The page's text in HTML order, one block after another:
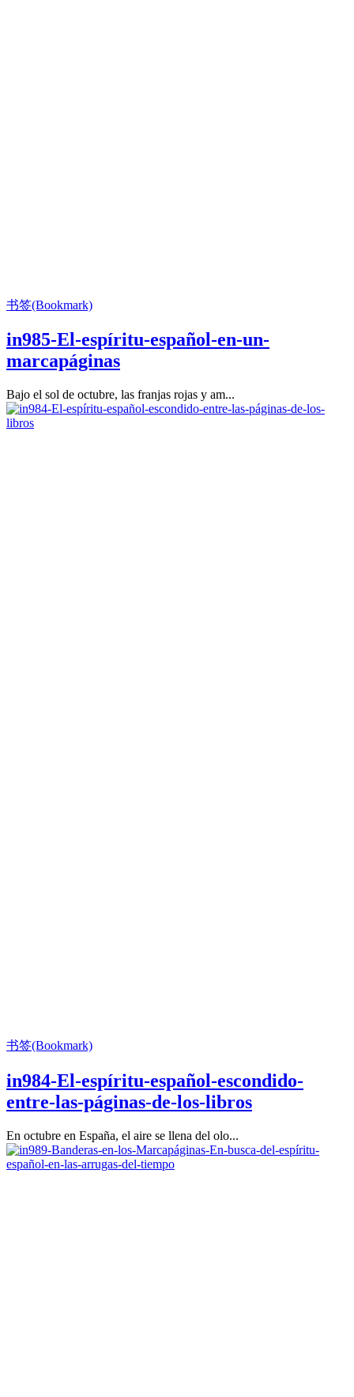
书签(Bookmark)
in985-El-espíritu-español-en-un-
marcapáginas
Bajo el sol de octubre, las franjas rojas y am...
书签(Bookmark)
in984-El-espíritu-español-escondido-
entre-las-páginas-de-los-libros
En octubre en España, el aire se llena del olo...